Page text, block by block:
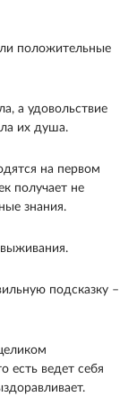
положительные
а удовольствие
их душа.
на первом
получает не
знания.
подсказку –
есть ведет себя